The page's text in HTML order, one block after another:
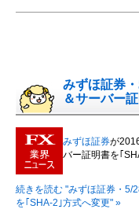
みずほ証券
＆サーバー
みずほ証券が
バー証明書を｢
続きを読む "みずほ証券・5/
を｢SHA-2｣方式へ変更" »